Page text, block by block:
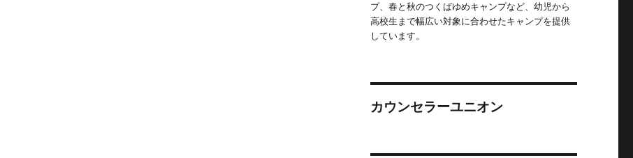
プ、春と秋のつくばゆめキャンプなど、幼児から
高校生まで幅広い対象に合わせたキャンプを提供
しています。
カウンセラーユニオン